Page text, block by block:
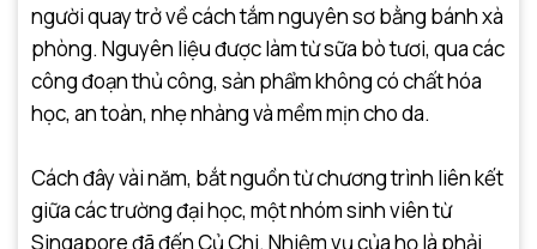
người quay trở về cách tắm nguyên sơ bằng bánh xà
phòng. Nguyên liệu được làm từ sữa bò tươi, qua các
công đoạn thủ công, sản phẩm không có chất hóa
học, an toàn, nhẹ nhàng và mềm mịn cho da.
Cách đây vài năm, bắt nguồn từ chương trình liên kết
giữa các trường đại học, một nhóm sinh viên từ
Singapore đã đến Củ Chi. Nhiệm vụ của họ là phải